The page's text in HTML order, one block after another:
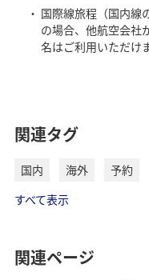
国際線旅程（国内線
の場合、他航空会社
名はご利用いただけ
関連タグ
国内 海外
予約
すべて表示
関連ページ